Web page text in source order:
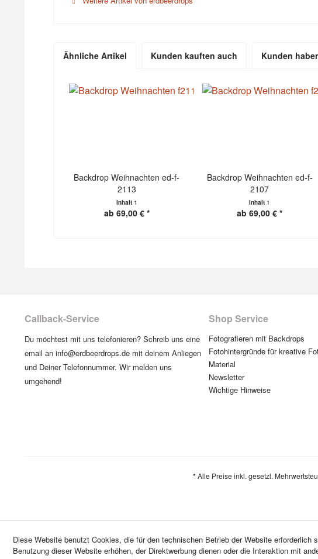
Ähnliche Artikel Kunden kauften auch Kunden
Backdrop Weihnachten ed-f-
2113
Inhalt 1
ab 69,00 € *
Backdrop Weihnachten ed-f-
2107
Inhalt 1
ab 69,00 € *
Callback-Service
Du möchtest mit uns telefonieren? Schreib uns eine
email an info@erdbeerdrops.de mit deinem Anliegen
und Deiner Telefonnummer. Wir melden uns
umgehend!
Shop Service
Fotografieren mit Backdrops
Fotohintergründe für kreative
Material
Newsletter
Wichtige Hinweise
* Alle Preise inkl. gesetzl.
Diese Website benutzt Cookies, die für den technischen Betrieb der Website
Benutzung dieser Website erhöhen, der Direktwerbung dienen oder die Interaktion mit